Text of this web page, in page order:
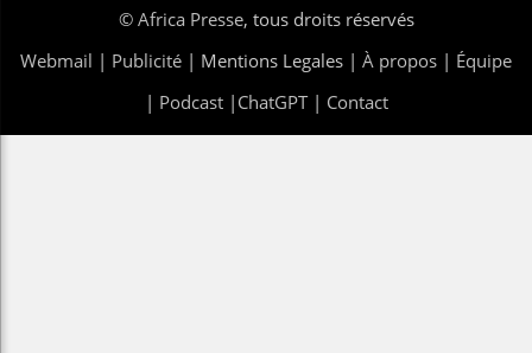
© Africa Presse, tous droits réservés
Webmail | Publicité | Mentions Legales | À propos | Équipe
| Podcast| ChatGPT| Contact